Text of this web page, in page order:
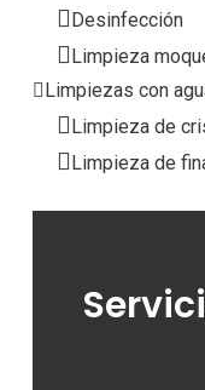
Desinfección
Limpieza
Limpiezas con
Limpieza de
Limpieza de